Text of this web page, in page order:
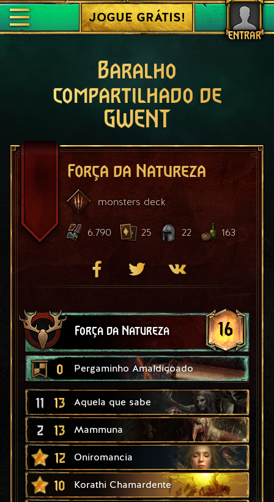
ENTRAR
JOGUE GRÁTIS!
Baralho
compartilhado de
GWENT
Força da Natureza
monsters deck
6.790 25 22 163
Força da Natureza 16
0 Pergaminho Amaldiçoado
11 13 Aquela que sabe
2 13 Mammuna
12 Oniromancia
10 Korathi Chamardente